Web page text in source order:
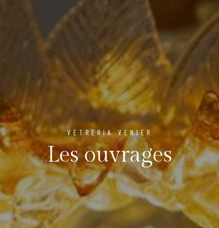
VETRERIA VENIER
Les ouvrages